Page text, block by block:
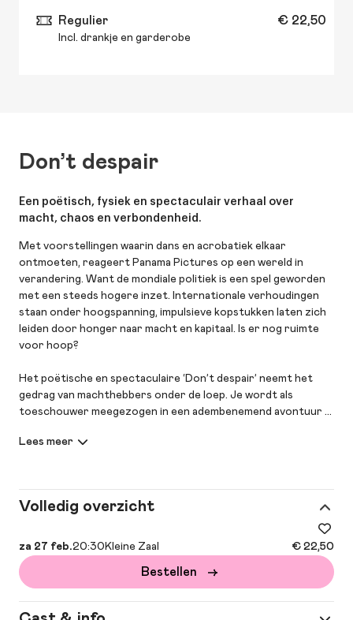
Regulier € 22,50
Incl. drankje en garderobe
Don’t despair
Een poëtisch, fysiek en spectaculair verhaal over
macht, chaos en verbondenheid.
Met voorstellingen waarin dans en acrobatiek elkaar
ontmoeten, reageert Panama Pictures op een wereld in
verandering. Want de mondiale politiek is een spel geworden
met een steeds hogere inzet. Internationale verhoudingen
staan onder hoogspanning, impulsieve kopstukken laten zich
leiden door honger naar macht en kapitaal. Is er nog ruimte
voor hoop?
Het poëtische en spectaculaire ‘Don’t despair’ neemt het
gedrag van machthebbers onder de loep. Je wordt als
toeschouwer meegezogen in een adembenemend avontuur –
ingenieus hangend decor, een doolhof van planken, plateaus
zij voor eigen gewin of smeden ze allianties? Een bijzondere
instrumentalist iET (Lisa van Viegen-Mokoginta), die met
haar warme stem, trompet en gitaar een ander perspectief
biedt, soms kwetsbaar en melancholiek, dan weer
Volledig overzicht
za 27 feb.20:30 Kleine Zaal € 22,50
Bestellen